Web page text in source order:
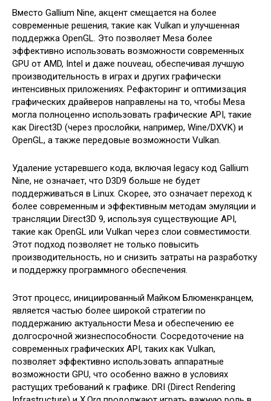
Вместо Gallium Nine, акцент смещается на более
современные решения, такие как Vulkan и улучшенная
поддержка OpenGL. Это позволяет Mesa более
эффективно использовать возможности современных
GPU от AMD, Intel и даже nouveau, обеспечивая лучшую
производительность в играх и других графически
интенсивных приложениях. Рефакторинг и оптимизация
графических драйверов направлены на то, чтобы Mesa
могла полноценно использовать графические API, такие
как Direct3D (через прослойки, например, Wine/DXVK) и
OpenGL, а также передовые возможности Vulkan.
Удаление устаревшего кода, включая legacy код Gallium
Nine, не означает, что D3D9 больше не будет
поддерживаться в Linux. Скорее, это означает переход к
более современным и эффективным методам эмуляции и
трансляции Direct3D 9, используя существующие API,
такие как OpenGL или Vulkan через слои совместимости.
Этот подход позволяет не только повысить
производительность, но и снизить затраты на разработку
и поддержку программного обеспечения.
Этот процесс, инициированный Майком Блюменкранцем,
является частью более широкой стратегии по
поддержанию актуальности Mesa и обеспечению ее
долгосрочной жизнеспособности. Сосредоточение на
современных графических API, таких как Vulkan,
позволяет эффективно использовать аппаратные
возможности GPU, что особенно важно в условиях
растущих требований к графике. DRI (Direct Rendering